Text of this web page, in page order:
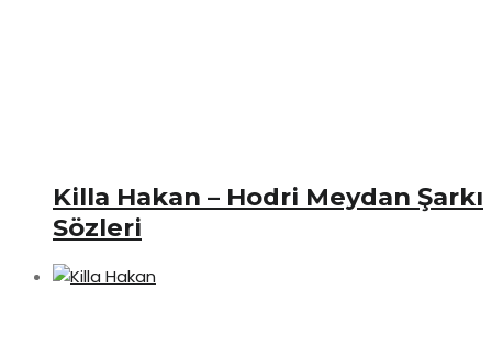
Killa Hakan – Hodri Meydan Şarkı
Sözleri